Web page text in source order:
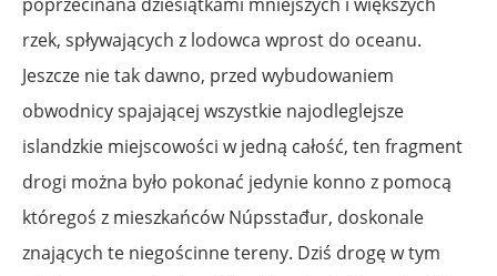
rzek, spływających z lodowca wprost do oceanu.
Jeszcze nie tak dawno, przed wybudowaniem
obwodnicy spajającej wszystkie najodleglejsze
islandzkie miejscowości w jedną całość, ten fragment
drogi można było pokonać jedynie konno z pomocą
któregoś z mieszkańców Núpsstađur, doskonale
znających te niegościnne tereny. Dziś drogę w tym